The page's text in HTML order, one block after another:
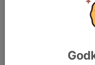
Intervallerna är
Anmälan är öppen för